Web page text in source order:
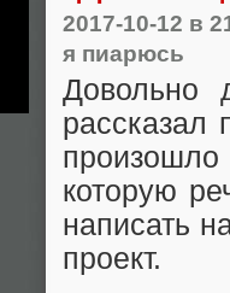
2017-10-12 в
я пиарюсь
Довольно
рассказал
которую
написать
проект.